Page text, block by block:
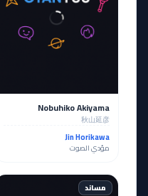
Nobuhiko Akiyama
秋山延彦
Jin Horikawa
مؤدي الصوت
مساند